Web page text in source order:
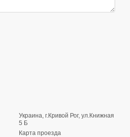
Украина, г.Кривой Рог, ул.Книжная
5 Б
Карта проезда